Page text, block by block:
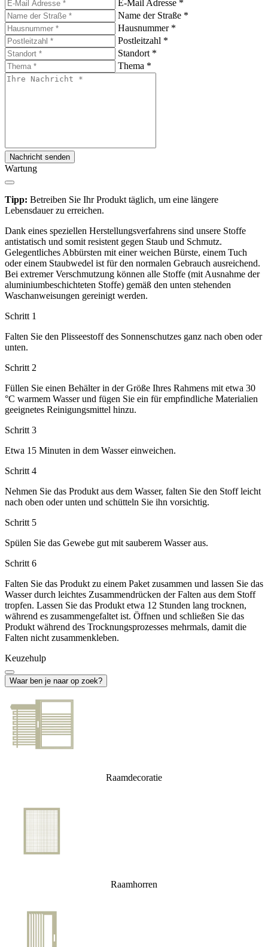
E-Mail Adresse *
Name der Straße *
Hausnummer *
Postleitzahl *
Standort *
Thema *
Nachricht senden
Wartung
Tipp: Betreiben Sie Ihr Produkt täglich, um eine längere
Lebensdauer zu erreichen.
Dank eines speziellen Herstellungsverfahrens sind unsere Stoffe
antistatisch und somit resistent gegen Staub und Schmutz.
Gelegentliches Abbürsten mit einer weichen Bürste, einem Tuch
oder einem Staubwedel ist für den normalen Gebrauch ausreichend.
Bei extremer Verschmutzung können alle Stoffe (mit Ausnahme der
aluminiumbeschichteten Stoffe) gemäß den unten stehenden
Waschanweisungen gereinigt werden.
Schritt 1
Falten Sie den Plisseestoff des Sonnenschutzes ganz nach oben oder
unten.
Schritt 2
Füllen Sie einen Behälter in der Größe Ihres Rahmens mit etwa 30
°C warmem Wasser und fügen Sie ein für empfindliche Materialien
geeignetes Reinigungsmittel hinzu.
Schritt 3
Etwa 15 Minuten in dem Wasser einweichen.
Schritt 4
Nehmen Sie das Produkt aus dem Wasser, falten Sie den Stoff leicht
nach oben oder unten und schütteln Sie ihn vorsichtig.
Schritt 5
Spülen Sie das Gewebe gut mit sauberem Wasser aus.
Schritt 6
Falten Sie das Produkt zu einem Paket zusammen und lassen Sie das
Wasser durch leichtes Zusammendrücken der Falten aus dem Stoff
tropfen. Lassen Sie das Produkt etwa 12 Stunden lang trocknen,
während es zusammengefaltet ist. Öffnen und schließen Sie das
Produkt während des Trocknungsprozesses mehrmals, damit die
Falten nicht zusammenkleben.
Keuzehulp
Waar ben je naar op zoek?
Raamdecoratie
Raamhorren